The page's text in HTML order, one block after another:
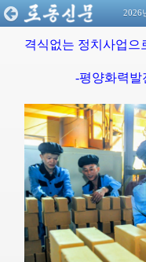
2026
격식없는 정치사업으
-평양화력발